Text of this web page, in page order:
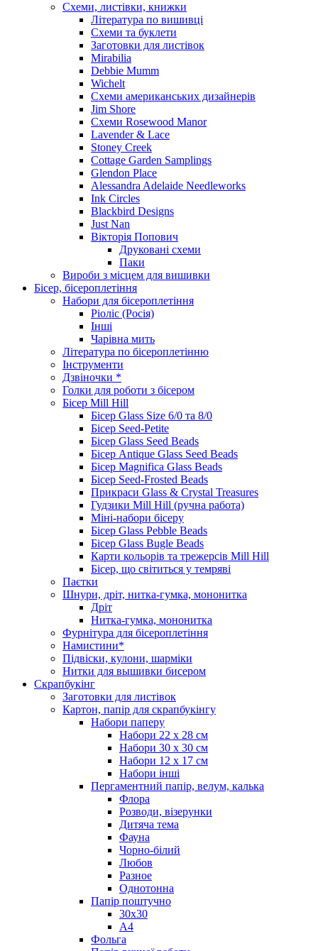
Схеми, листівки, книжки
Література по вишивці
Схеми та буклети
Заготовки для листівок
Mirabilia
Debbie Mumm
Wichelt
Схеми американських дизайнерів
Jim Shore
Cхеми Rosewood Manor
Lavender & Lace
Stoney Creek
Cottage Garden Samplings
Glendon Place
Alessandra Adelaide Needleworks
Ink Circles
Blackbird Designs
Just Nan
Вікторія Попович
Друковані схеми
Паки
Вироби з місцем для вишивки
Бісер, бісероплетіння
Набори для бісероплетіння
Ріоліс (Росія)
Інші
Чарівна мить
Література по бісероплетінню
Інструменти
Дзвіночки *
Голки для роботи з бісером
Бісер Mill Hill
Бісер Glass Size 6/0 та 8/0
Бісер Seed-Petite
Бісер Glass Seed Beads
Бісер Antique Glass Seed Beads
Бісер Magnifica Glass Beads
Бісер Seed-Frosted Beads
Прикраси Glass & Crystal Treasures
Гудзики Mill Hill (ручна работа)
Міні-набори бісеру
Бісер Glass Pebble Beads
Бісер Glass Bugle Beads
Карти кольорів та трежерсів Mill Hill
Бісер, що світиться у темряві
Паєтки
Шнури, дріт, нитка-гумка, мононитка
Дріт
Нитка-гумка, мононитка
Фурнітура для бісероплетіння
Намистини*
Підвіски, кулони, шарміки
Нитки для вышивки бисером
Скрапбукінг
Заготовки для листівок
Картон, папір для скрапбукінгу
Набори паперу
Набори 22 х 28 см
Набори 30 х 30 см
Набори 12 х 17 см
Набори інші
Пергаментний папір, велум, калька
Флора
Розводи, візерунки
Дитяча тема
Фауна
Чорно-білий
Любов
Разное
Однотонна
Папір поштучно
30х30
А4
Фольга